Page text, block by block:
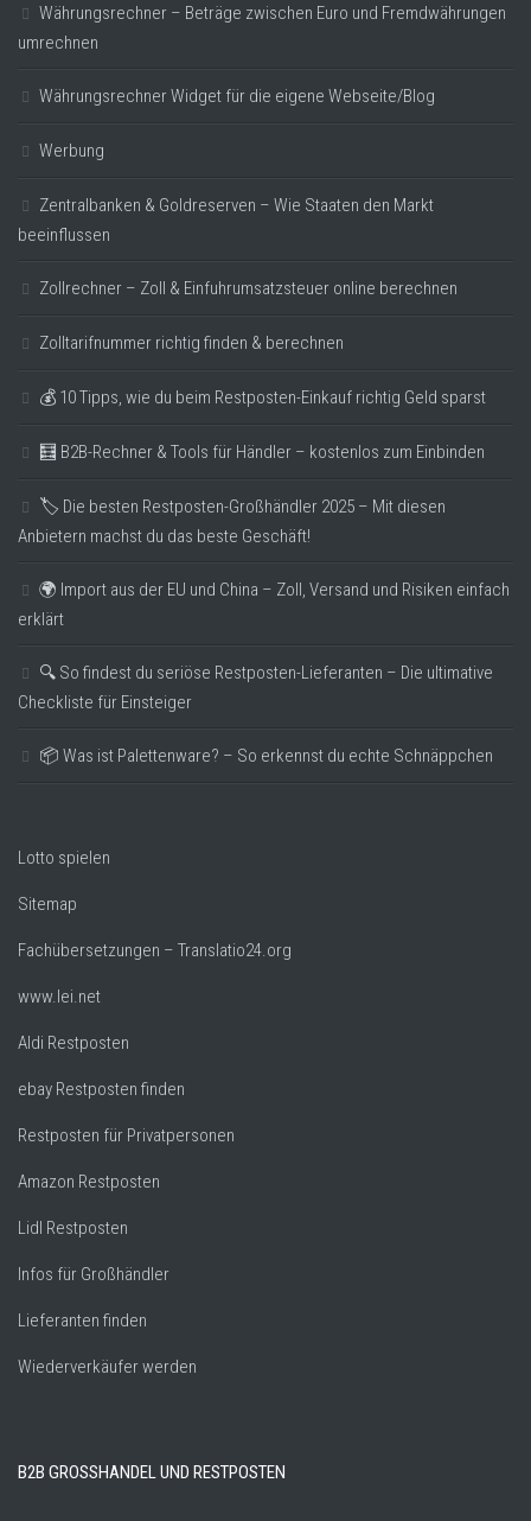
Währungsrechner – Beträge zwischen Euro und Fremdwährungen
umrechnen
Währungsrechner Widget für die eigene Webseite/Blog
Werbung
Zentralbanken & Goldreserven – Wie Staaten den Markt
beeinflussen
Zollrechner – Zoll & Einfuhrumsatzsteuer online berechnen
Zolltarifnummer richtig finden & berechnen
💰 10 Tipps, wie du beim Restposten-Einkauf richtig Geld sparst
🧮 B2B-Rechner & Tools für Händler – kostenlos zum Einbinden
🏷️ Die besten Restposten-Großhändler 2025 – Mit diesen
Anbietern machst du das beste Geschäft!
🌍 Import aus der EU und China – Zoll, Versand und Risiken einfach
erklärt
🔍 So findest du seriöse Restposten-Lieferanten – Die ultimative
Checkliste für Einsteiger
📦 Was ist Palettenware? – So erkennst du echte Schnäppchen
Lotto spielen
Sitemap
Fachübersetzungen – Translatio24.org
www.lei.net
Aldi Restposten
ebay Restposten finden
Restposten für Privatpersonen
Amazon Restposten
Lidl Restposten
Infos für Großhändler
Lieferanten finden
Wiederverkäufer werden
B2B GROSSHANDEL UND RESTPOSTEN